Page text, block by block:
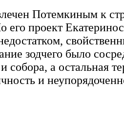
Потемкиным к
его проект
зодчего было
собора, а остальная
и